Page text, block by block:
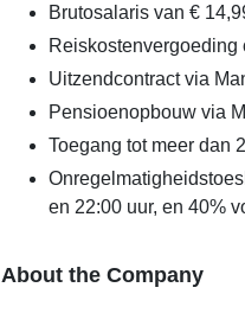
Brutosalaris van €
Reiskostenvergoeding
Uitzendcontract via
Pensioenopbouw via
Toegang tot meer dan
en 22:00 uur, en 40%
About the Company